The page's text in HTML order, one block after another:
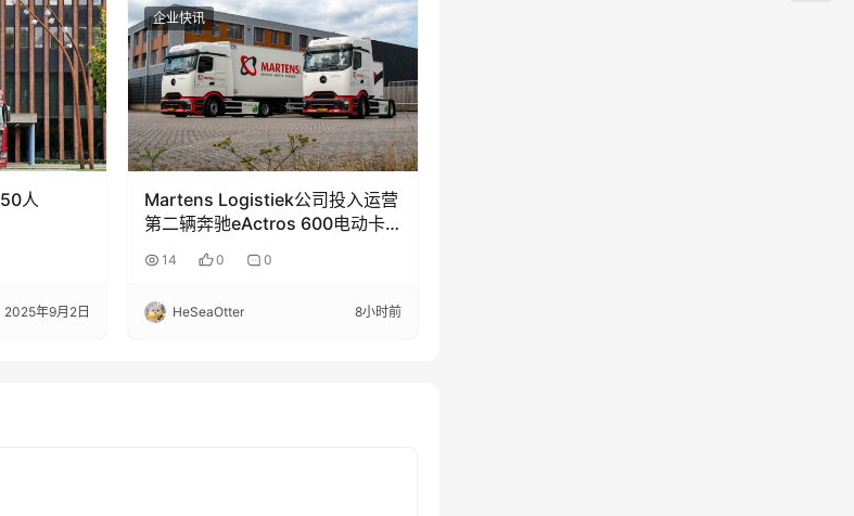
人
2025年9月2日
企业快讯
Martens Logistiek公司投入运营
第二辆奔驰eActros 600电动卡
14 0 0
HeSeaOtter 8小时前